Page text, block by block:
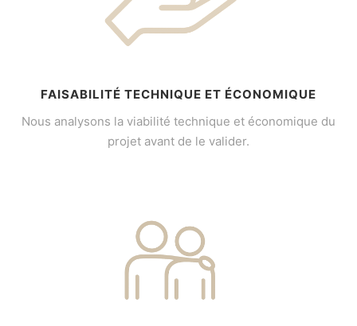
FAISABILITÉ TECHNIQUE ET ÉCONOMIQUE
Nous analysons la viabilité technique et économique du
projet avant de le valider.